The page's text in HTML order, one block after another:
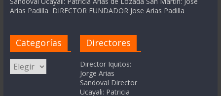
Arias Padilla DIRECTOR FUNDADOR Jose Arias Padilla
Categorías
Categorías
Directores
Director Iquitos:
Jorge Arias
Sandoval Director
Ucayali: Patricia